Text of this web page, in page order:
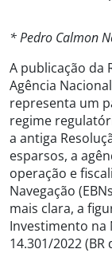
* Pedro Calmon
A publicação da
Agência
representa um
regime
a antiga
esparsos, a
operação e
Navegação
mais clara, a
Investimento na
14.301/2022 (BR